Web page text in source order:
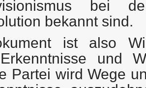
bei
bekannt sind.
ist also
und
Partei wird Wege